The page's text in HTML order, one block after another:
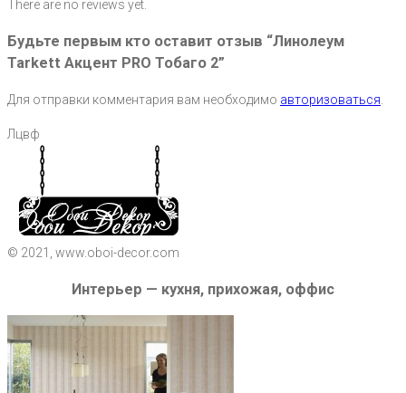
There are no reviews yet.
Будьте первым кто оставит отзыв “Линолеум
Tarkett Акцент PRO Тобаго 2”
Для отправки комментария вам необходимо авторизоваться.
Лцвф
© 2021, www.oboi-decor.com
Интерьер — кухня, прихожая, оффис